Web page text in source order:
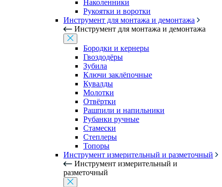
Наколенники
Рукоятки и воротки
Инструмент для монтажа и демонтажа
Инструмент для монтажа и демонтажа
Бородки и кернеры
Гвоздодёры
Зубила
Ключи заклёпочные
Кувалды
Молотки
Отвёртки
Рашпили и напильники
Рубанки ручные
Стамески
Степлеры
Топоры
Инструмент измерительный и разметочный
Инструмент измерительный и
разметочный